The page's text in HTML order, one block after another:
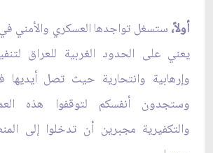
أولاً، ستسغل تواجدها العسكري والأمني
يعني على الحدود الغربية للعراق
وإرهابية وانتحارية حيث تصل أيديها
وستجدون أنفسكم لتوقفوا هذه
والتكفيرية مجبرين أن تدخلوا إلى